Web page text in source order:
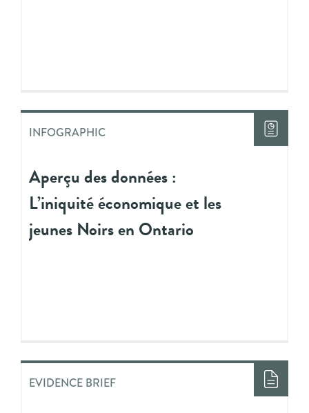
INFOGRAPHIC
Aperçu des données :
L’iniquité économique et les
jeunes Noirs en Ontario
EVIDENCE BRIEF